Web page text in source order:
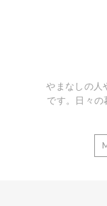
やまなしの人
です。日々の